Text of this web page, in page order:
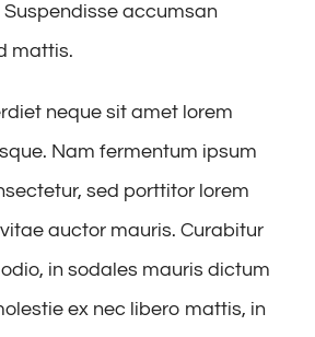
accumsan
mattis.
neque sit amet lorem
Nam fermentum ipsum
sed porttitor lorem
auctor mauris. Curabitur
in sodales mauris dictum
ex nec libero mattis, in